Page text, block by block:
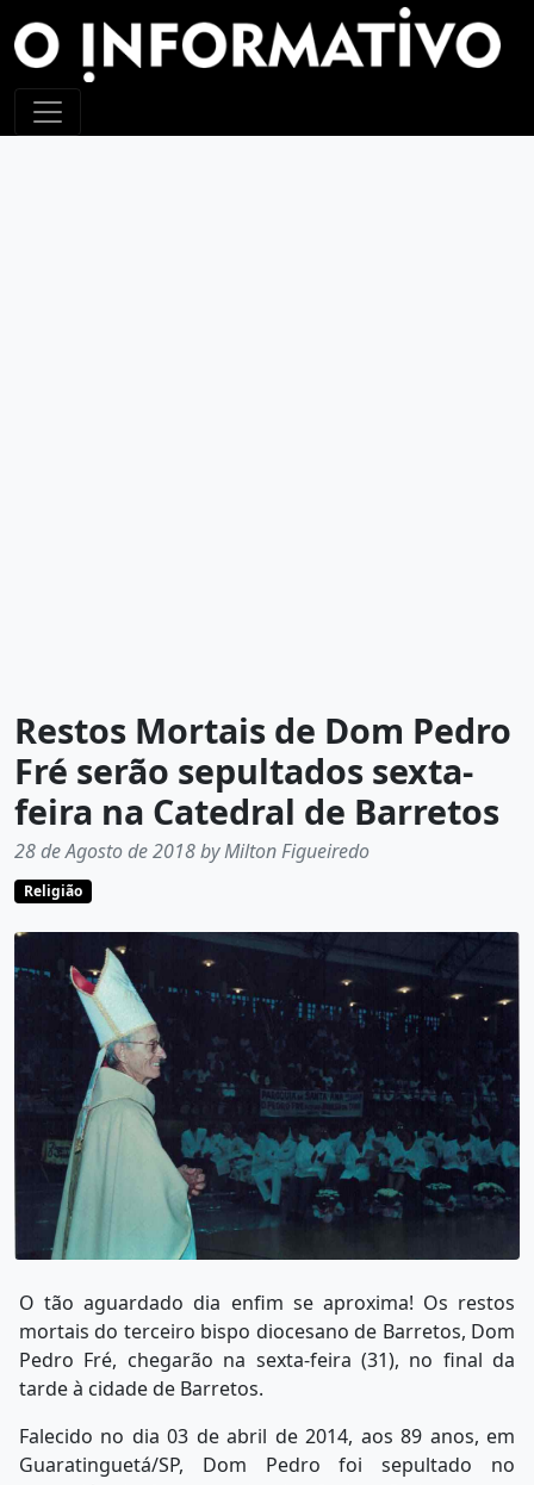
Restos Mortais de Dom Pedro
Fré serão sepultados sexta-
feira na Catedral de Barretos
28 de Agosto de 2018 by Milton Figueiredo
Religião
O tão aguardado dia enfim se aproxima! Os restos
mortais do terceiro bispo diocesano de Barretos, Dom
Pedro Fré, chegarão na sexta-feira (31), no final da
tarde à cidade de Barretos.
Falecido no dia 03 de abril de 2014, aos 89 anos, em
Guaratinguetá/SP, Dom Pedro foi sepultado no